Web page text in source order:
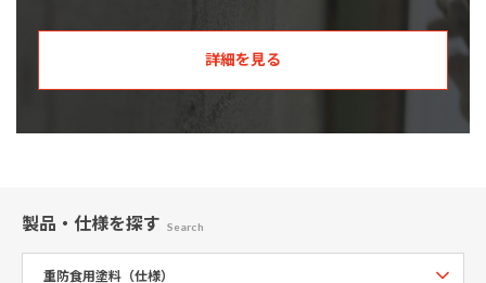
詳細を見る
製品・仕様を探す Search